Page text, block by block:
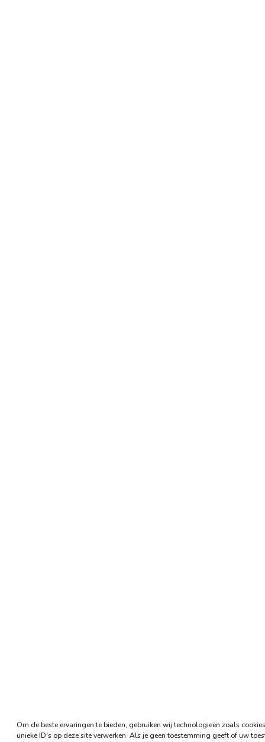
Om de beste ervaringen te bieden, gebruiken wij technologieën zoals
unieke ID's op deze site verwerken. Als je geen toestemming geeft of uw